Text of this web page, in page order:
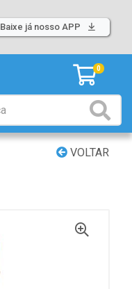
Baixe já nosso APP
0
VOLTAR